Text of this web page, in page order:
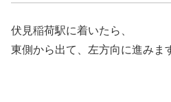
伏見稲荷駅に着いたら、
東側から出て、左方向に進みま